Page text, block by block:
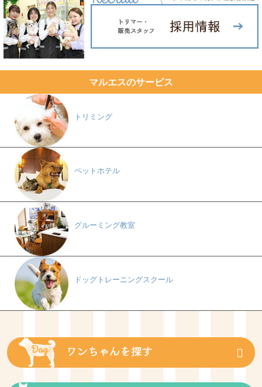
マルエスのサービス
トリミング
ペットホテル
グルーミング教室
ドッグトレーニングスクール